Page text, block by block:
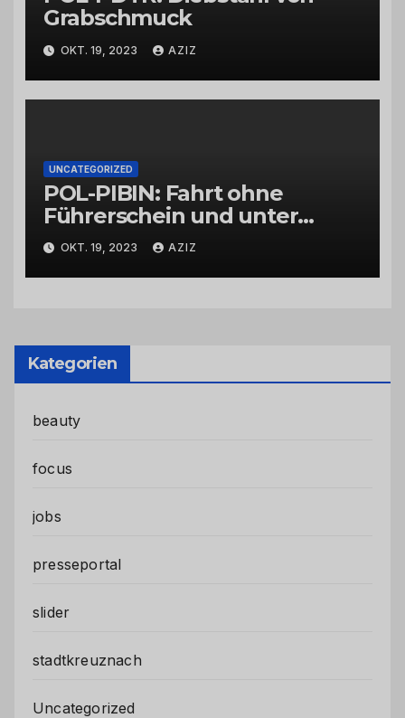
Grabschmuck
OKT. 19, 2023 AZIZ
UNCATEGORIZED
POL-PIBIN: Fahrt ohne
Führerschein und unter
Einfluss von Drogen
OKT. 19, 2023 AZIZ
Kategorien
beauty
focus
jobs
presseportal
slider
stadtkreuznach
Uncategorized